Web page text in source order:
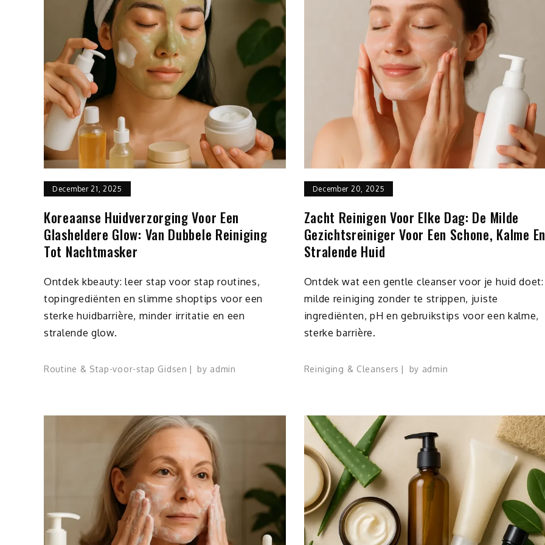
December 21, 2025
Koreaanse Huidverzorging Voor Een
Glasheldere Glow: Van Dubbele Reiniging
Tot Nachtmasker
Ontdek kbeauty: leer stap voor stap routines,
topingrediënten en slimme shoptips voor een
sterke huidbarrière, minder irritatie en een
stralende glow.
Routine & Stap-voor-stap Gidsen by admin
December 20, 2025
Zacht Reinigen Voor Elke Dag: De Milde
Gezichtsreiniger Voor Een Schone, Kalme En
Stralende Huid
Ontdek wat een gentle cleanser voor je huid doet:
milde reiniging zonder te strippen, juiste
ingrediënten, pH en gebruikstips voor een kalme,
sterke barrière.
Reiniging & Cleansers by admin